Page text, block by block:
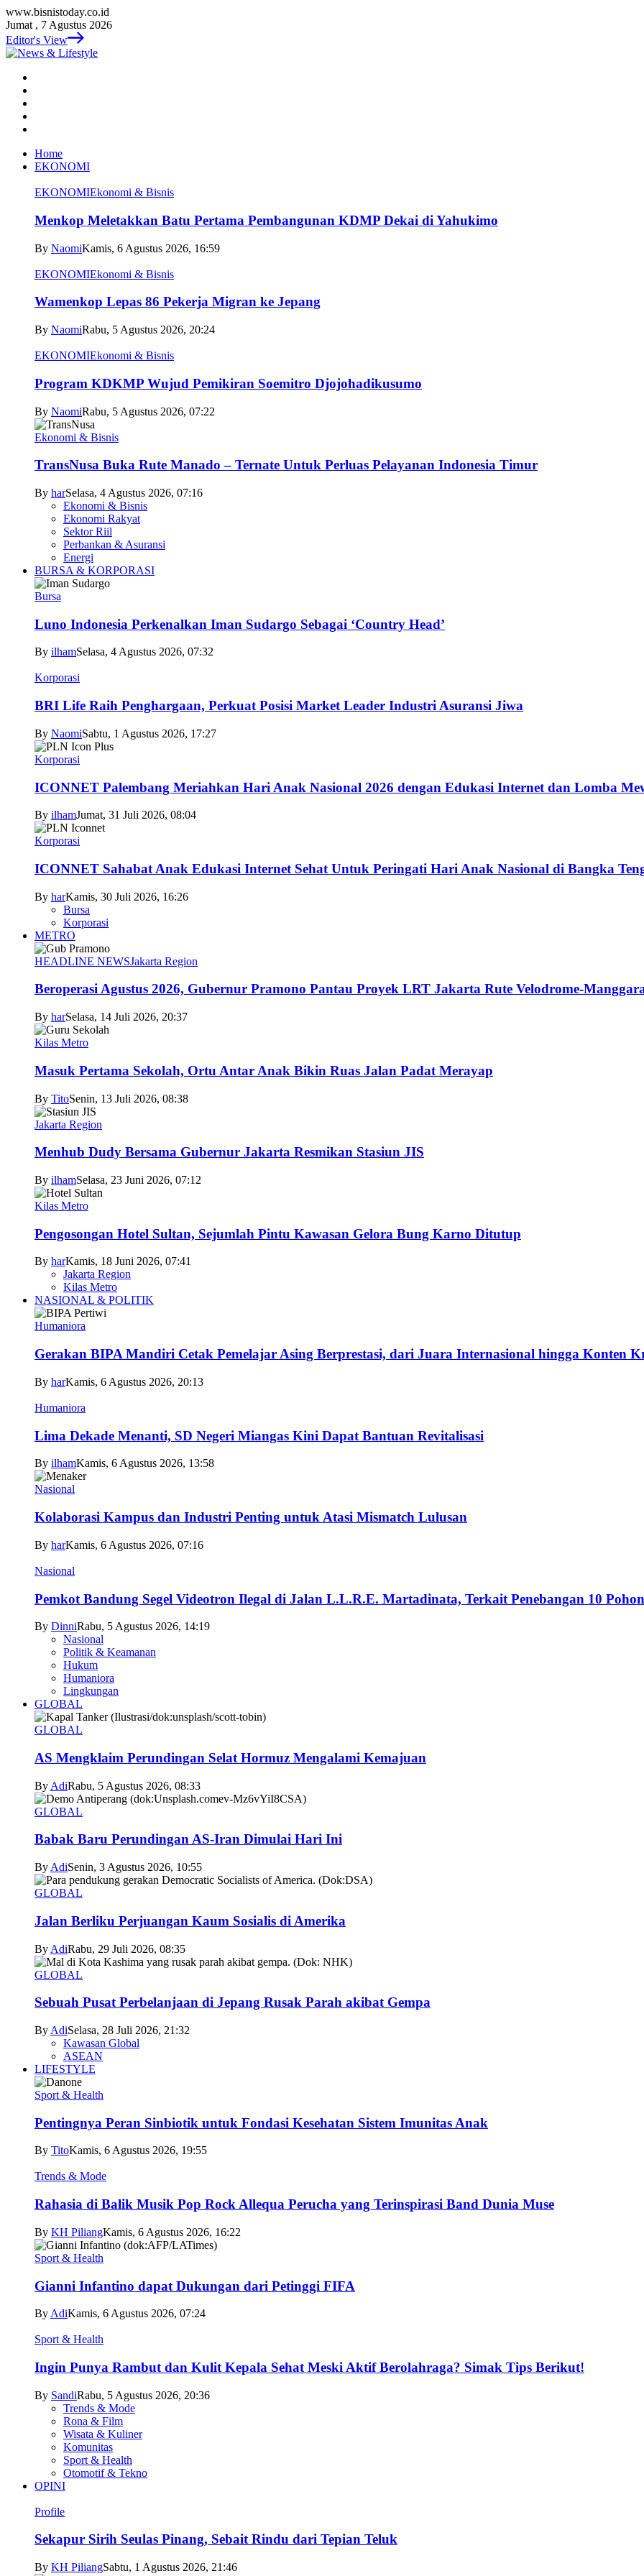
www.bisnistoday.co.id
Jumat , 7 Agustus 2026
Editor's View
Home
EKONOMI
EKONOMIEkonomi & Bisnis
Menkop Meletakkan Batu Pertama Pembangunan KDMP Dekai di Yahukimo
By NaomiKamis, 6 Agustus 2026, 16:59
EKONOMIEkonomi & Bisnis
Wamenkop Lepas 86 Pekerja Migran ke Jepang
By NaomiRabu, 5 Agustus 2026, 20:24
EKONOMIEkonomi & Bisnis
Program KDKMP Wujud Pemikiran Soemitro Djojohadikusumo
By NaomiRabu, 5 Agustus 2026, 07:22
Ekonomi & Bisnis
TransNusa Buka Rute Manado – Ternate Untuk Perluas Pelayanan Indonesia Timur
By harSelasa, 4 Agustus 2026, 07:16
Ekonomi & Bisnis
Ekonomi Rakyat
Sektor Riil
Perbankan & Asuransi
Energi
BURSA & KORPORASI
Bursa
Luno Indonesia Perkenalkan Iman Sudargo Sebagai ‘Country Head’
By ilhamSelasa, 4 Agustus 2026, 07:32
Korporasi
BRI Life Raih Penghargaan, Perkuat Posisi Market Leader Industri Asuransi Jiwa
By NaomiSabtu, 1 Agustus 2026, 17:27
Korporasi
ICONNET Palembang Meriahkan Hari Anak Nasional 2026 dengan Edukasi Internet dan Lomba
By ilhamJumat, 31 Juli 2026, 08:04
Korporasi
ICONNET Sahabat Anak Edukasi Internet Sehat Untuk Peringati Hari Anak Nasional di Bangka
By harKamis, 30 Juli 2026, 16:26
Bursa
Korporasi
METRO
HEADLINE NEWSJakarta Region
Beroperasi Agustus 2026, Gubernur Pramono Pantau Proyek LRT Jakarta Rute Velodrome-
By harSelasa, 14 Juli 2026, 20:37
Kilas Metro
Masuk Pertama Sekolah, Ortu Antar Anak Bikin Ruas Jalan Padat Merayap
By TitoSenin, 13 Juli 2026, 08:38
Jakarta Region
Menhub Dudy Bersama Gubernur Jakarta Resmikan Stasiun JIS
By ilhamSelasa, 23 Juni 2026, 07:12
Kilas Metro
Pengosongan Hotel Sultan, Sejumlah Pintu Kawasan Gelora Bung Karno Ditutup
By harKamis, 18 Juni 2026, 07:41
Jakarta Region
Kilas Metro
NASIONAL & POLITIK
Humaniora
Gerakan BIPA Mandiri Cetak Pemelajar Asing Berprestasi, dari Juara Internasional hingga Konten
By harKamis, 6 Agustus 2026, 20:13
Humaniora
Lima Dekade Menanti, SD Negeri Miangas Kini Dapat Bantuan Revitalisasi
By ilhamKamis, 6 Agustus 2026, 13:58
Nasional
Kolaborasi Kampus dan Industri Penting untuk Atasi Mismatch Lulusan
By harKamis, 6 Agustus 2026, 07:16
Nasional
Pemkot Bandung Segel Videotron Ilegal di Jalan L.L.R.E. Martadinata, Terkait Penebangan 10 Pohon
By DinniRabu, 5 Agustus 2026, 14:19
Nasional
Politik & Keamanan
Hukum
Humaniora
Lingkungan
GLOBAL
GLOBAL
AS Mengklaim Perundingan Selat Hormuz Mengalami Kemajuan
By AdiRabu, 5 Agustus 2026, 08:33
GLOBAL
Babak Baru Perundingan AS-Iran Dimulai Hari Ini
By AdiSenin, 3 Agustus 2026, 10:55
GLOBAL
Jalan Berliku Perjuangan Kaum Sosialis di Amerika
By AdiRabu, 29 Juli 2026, 08:35
GLOBAL
Sebuah Pusat Perbelanjaan di Jepang Rusak Parah akibat Gempa
By AdiSelasa, 28 Juli 2026, 21:32
Kawasan Global
ASEAN
LIFESTYLE
Sport & Health
Pentingnya Peran Sinbiotik untuk Fondasi Kesehatan Sistem Imunitas Anak
By TitoKamis, 6 Agustus 2026, 19:55
Trends & Mode
Rahasia di Balik Musik Pop Rock Allequa Perucha yang Terinspirasi Band Dunia Muse
By KH PiliangKamis, 6 Agustus 2026, 16:22
Sport & Health
Gianni Infantino dapat Dukungan dari Petinggi FIFA
By AdiKamis, 6 Agustus 2026, 07:24
Sport & Health
Ingin Punya Rambut dan Kulit Kepala Sehat Meski Aktif Berolahraga? Simak Tips Berikut!
By SandiRabu, 5 Agustus 2026, 20:36
Trends & Mode
Rona & Film
Wisata & Kuliner
Komunitas
Sport & Health
Otomotif & Tekno
OPINI
Profile
Sekapur Sirih Seulas Pinang, Sebait Rindu dari Tepian Teluk
By KH PiliangSabtu, 1 Agustus 2026, 21:46